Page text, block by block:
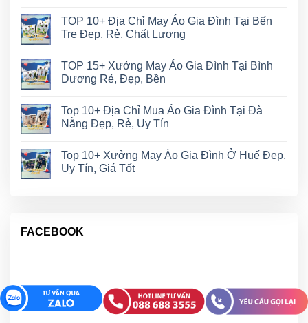
TOP 10+ Địa Chỉ May Áo Gia Đình Tại Bến
Tre Đẹp, Rẻ, Chất Lượng
TOP 15+ Xưởng May Áo Gia Đình Tại Bình
Dương Rẻ, Đẹp, Bền
Top 10+ Địa Chỉ Mua Áo Gia Đình Tại Đà
Nẵng Đẹp, Rẻ, Uy Tín
Top 10+ Xưởng May Áo Gia Đình Ở Huế Đẹp,
Uy Tín, Giá Tốt
FACEBOOK